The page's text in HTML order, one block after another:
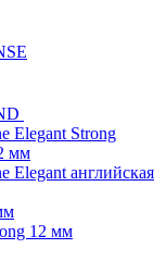
Elegant Strong
мм
Elegant английская
12 мм